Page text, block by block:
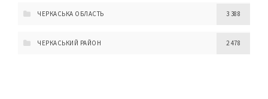
ЧЕРКАСЬКА ОБЛАСТЬ 3 388
ЧЕРКАСЬКИЙ РАЙОН 2 478